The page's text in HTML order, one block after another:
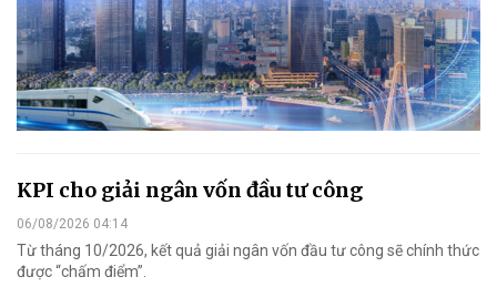
KPI cho giải ngân vốn đầu tư công
06/08/2026 04:14
Từ tháng 10/2026, kết quả giải ngân vốn đầu tư công sẽ chính thức
được “chấm điểm”.